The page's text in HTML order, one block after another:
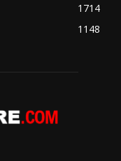
1714
1148